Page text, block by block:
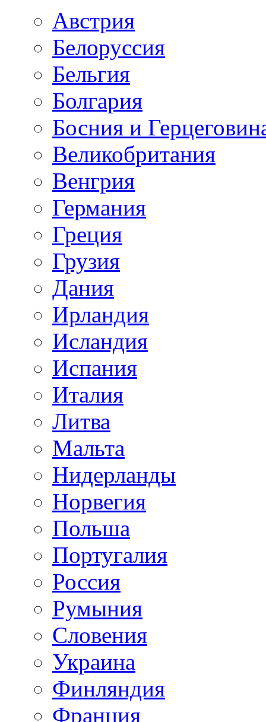
Австрия
Белоруссия
Бельгия
Болгария
Босния и
Великобритания
Венгрия
Германия
Греция
Грузия
Дания
Ирландия
Исландия
Испания
Италия
Литва
Мальта
Нидерланды
Норвегия
Польша
Португалия
Россия
Румыния
Словения
Украина
Финляндия
Франция